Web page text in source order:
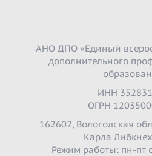
АНО ДПО «Единый
дополнительного
ИНН
ОГРН
162602, Вологодская
Карла
Режим работы: пн-пт